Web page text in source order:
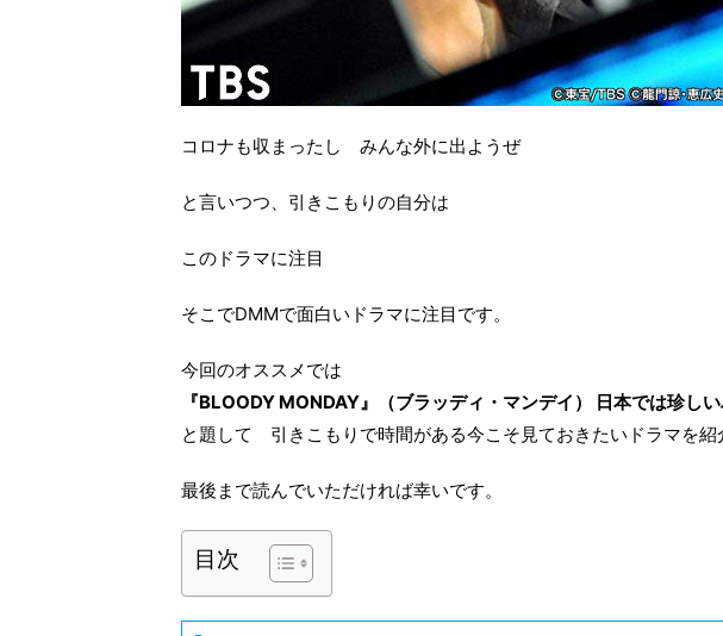
コロナも収まったし みんな外に出ようぜ
と言いつつ、引きこもりの自分は
このドラマに注目
そこでDMMで面白いドラマに注目です。
今回のオススメでは
『BLOODY MONDAY』（ブラッディ・マンデイ） 日本では珍し
と題して 引きこもりで時間がある今こそ見ておきたいドラマを紹
最後まで読んでいただければ幸いです。
目次